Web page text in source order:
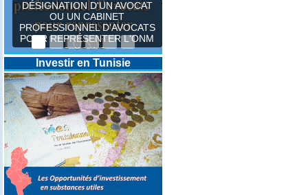
DÉSIGNATION D'UN AVOCAT
OU UN CABINET
PROFESSIONNEL D’AVOCATS
POUR REPRÉSENTER L'ONM
Investir en Tunisie